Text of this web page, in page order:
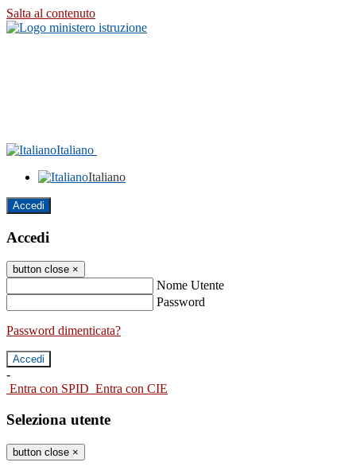
Salta al contenuto
Italiano
Italiano
Accedi
Accedi
button close ×
Nome Utente
Password
Password dimenticata?
-
Entra con SPID Entra con CIE
Seleziona utente
button close ×